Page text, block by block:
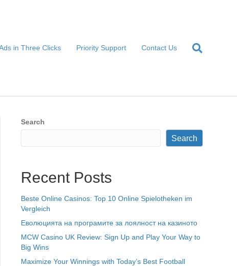
in Three Clicks Priority Support Contact Us
Search
Search
Recent Posts
Beste Online Casinos: Top 10 Online Spielotheken im
Vergleich
Еволюцията на програмите за лоялност на казиното
MCW Casino UK Review: Sign Up and Play Your Way to
Big Wins
Maximize Your Winnings with Today’s Best Football